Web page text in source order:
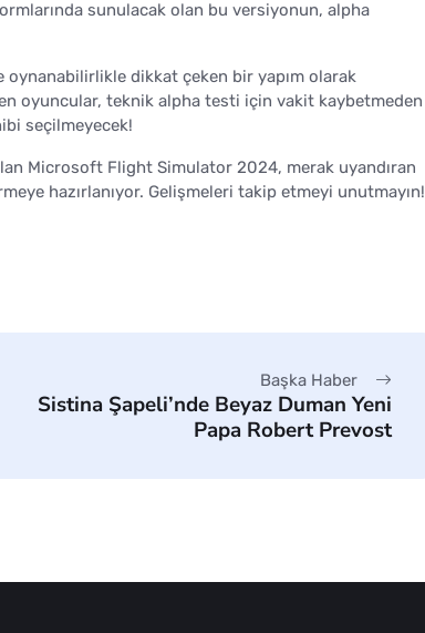
sunulacak olan bu versiyonun, alpha
dikkat çeken bir yapım olarak
oyuncular, teknik alpha testi için vakit kaybetmeden
seçilmeyecek!
Microsoft Flight Simulator 2024, merak uyandıran
hazırlanıyor. Gelişmeleri takip etmeyi unutmayın!
Başka Haber
Sistina Şapeli’nde Beyaz Duman Yeni
Papa Robert Prevost